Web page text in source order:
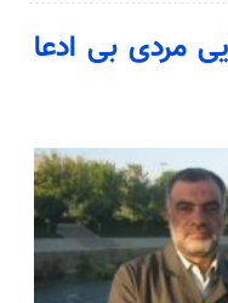
مردی بی ادعا